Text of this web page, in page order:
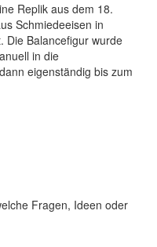
Replik aus dem 18.
Schmiedeeisen in
. Die Balancefigur wurde
in die
eigenständig bis zum
Fragen, Ideen oder